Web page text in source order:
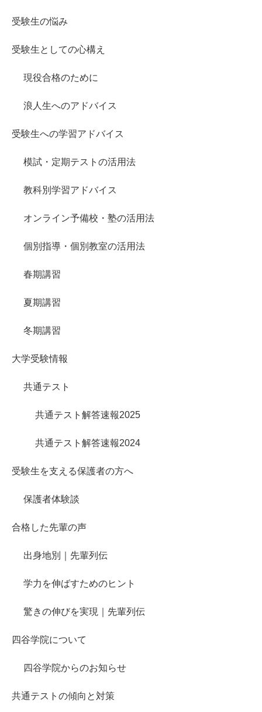
受験生の悩み
受験生としての心構え
現役合格のために
浪人生へのアドバイス
受験生への学習アドバイス
模試・定期テストの活用法
教科別学習アドバイス
オンライン予備校・塾の活用法
個別指導・個別教室の活用法
春期講習
夏期講習
冬期講習
大学受験情報
共通テスト
共通テスト解答速報2025
共通テスト解答速報2024
受験生を支える保護者の方へ
保護者体験談
合格した先輩の声
出身地別｜先輩列伝
学力を伸ばすためのヒント
驚きの伸びを実現｜先輩列伝
四谷学院について
四谷学院からのお知らせ
共通テストの傾向と対策